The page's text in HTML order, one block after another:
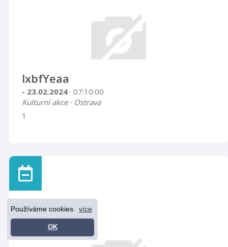
Používáme cookies. více
OK
lxbfYeaa
- 23.02.2024 · 07:10:00
Kulturní akce · Ostrava
1